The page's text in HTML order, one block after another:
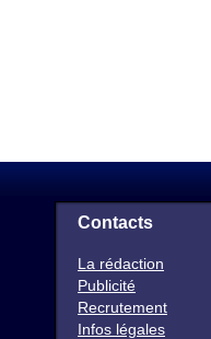
Contacts
La rédaction
Publicité
Recrutement
Infos légales